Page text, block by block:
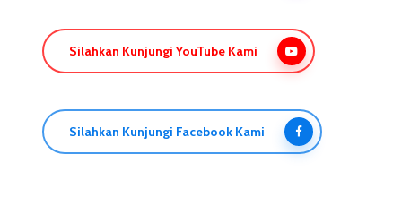
Silahkan Kunjungi YouTube Kami
Silahkan Kunjungi Facebook Kami